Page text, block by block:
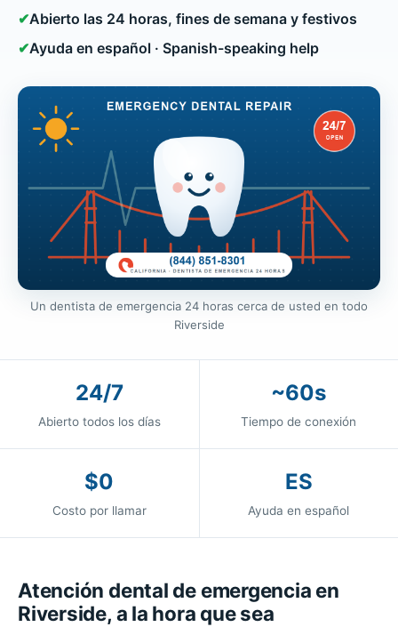
✔Abierto las 24 horas, fines de semana y festivos
✔Ayuda en español · Spanish-speaking help
Un dentista de emergencia 24 horas cerca de usted en todo
Riverside
24/7
Abierto todos los días
~60s
Tiempo de conexión
$0
Costo por llamar
ES
Ayuda en español
Atención dental de emergencia en
Riverside, a la hora que sea